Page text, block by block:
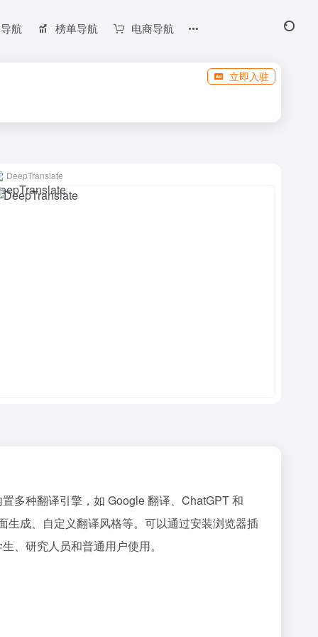
航 榜单导航 电商导航
立即入驻
DeepTranslate
多种翻译引擎，如 Google 翻译、ChatGPT 和
生成、自定义翻译风格等。可以通过安装浏览器插
、研究人员和普通用户使用。